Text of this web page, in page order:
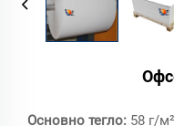
Основно тегло: 58 г/